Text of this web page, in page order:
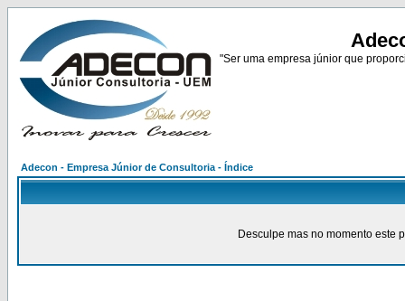
"Ser uma empresa júnior que
Adecon - Empresa Júnior de Consultoria - Índice
Desculpe mas no momento este